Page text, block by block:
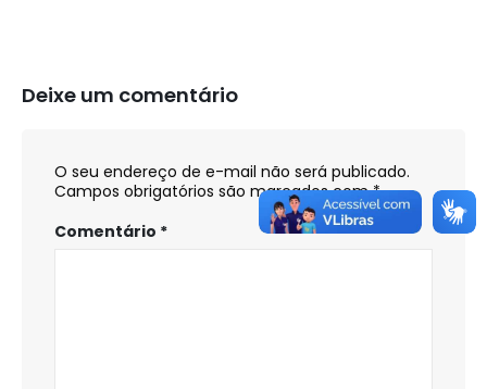
Deixe um comentário
O seu endereço de e-mail não será publicado.
Campos obrigatórios são marcados com*
Comentário *